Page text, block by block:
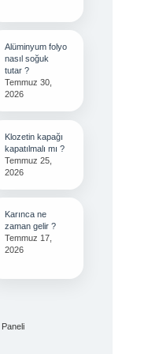
Alüminyum folyo
nasıl soğuk
tutar ?
Temmuz 30,
2026
Klozetin kapağı
kapatılmalı mı ?
Temmuz 25,
2026
Karınca ne
zaman gelir ?
Temmuz 17,
2026